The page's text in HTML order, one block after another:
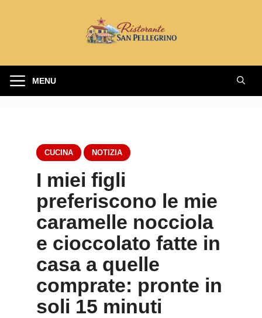
MENU
CUCINA NOTIZIA
I miei figli
preferiscono le mie
caramelle nocciola
e cioccolato fatte in
casa a quelle
comprate: pronte in
soli 15 minuti